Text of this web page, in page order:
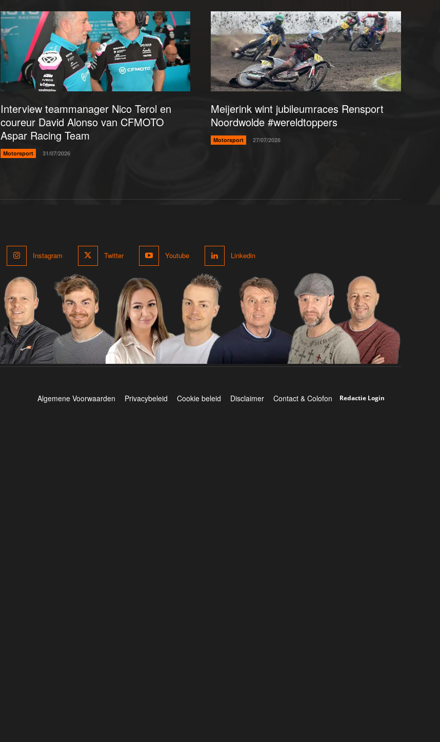
Interview teammanager Nico Terol en
coureur David Alonso van CFMOTO
Aspar Racing Team
Motorsport 31/07/2026
Meijerink wint jubileumraces Rensport
Noordwolde #wereldtoppers
Motorsport 27/07/2026
Instagram Twitter Youtube Linkedin
Algemene Voorwaarden Privacybeleid Cookie beleid Disclaimer Contact & Colofon Redactie Login